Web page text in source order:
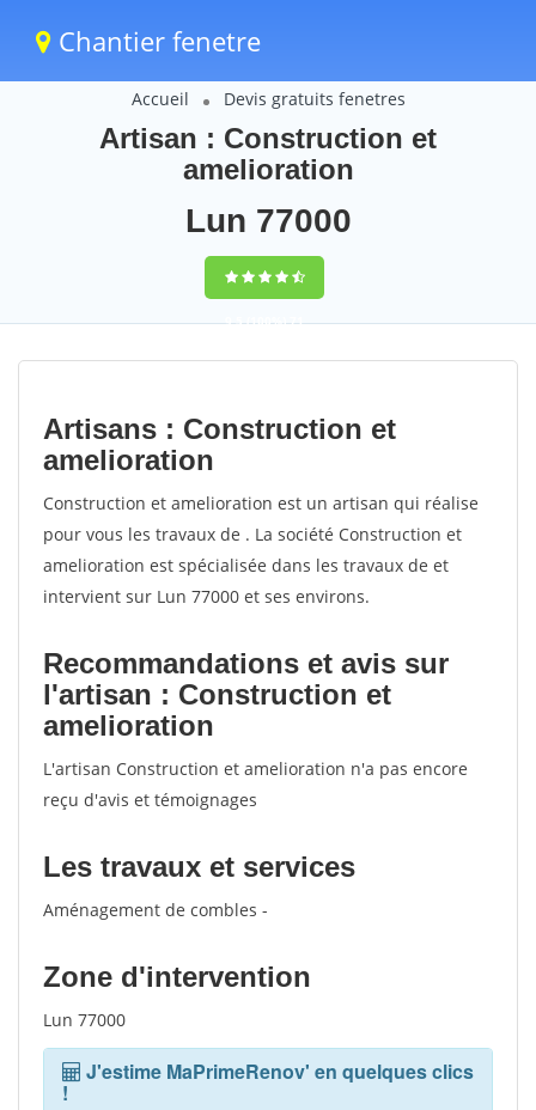
Chantier fenetre
Accueil Devis gratuits fenetres
Artisan : Construction et
amelioration
Lun 77000
9,5(100%)71
votes
Artisans : Construction et
amelioration
Construction et amelioration est un artisan qui réalise
pour vous les travaux de . La société Construction et
amelioration est spécialisée dans les travaux de et
intervient sur Lun 77000 et ses environs.
Recommandations et avis sur
l'artisan : Construction et
amelioration
L'artisan Construction et amelioration n'a pas encore
reçu d'avis et témoignages
Les travaux et services
Aménagement de combles -
Zone d'intervention
Lun 77000